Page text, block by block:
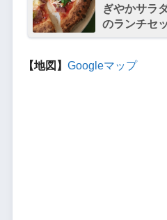
ぎやかサラ
のランチセ
【地図】 Googleマップ